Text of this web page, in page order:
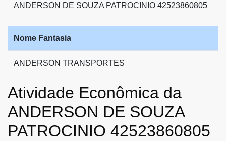
ANDERSON DE SOUZA PATROCINIO 42523860805
Nome Fantasia
ANDERSON TRANSPORTES
Atividade Econômica da
ANDERSON DE SOUZA
PATROCINIO 42523860805